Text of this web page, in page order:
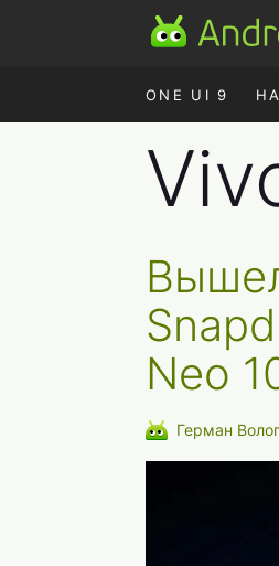
ONE UI 9
Neo
Герман